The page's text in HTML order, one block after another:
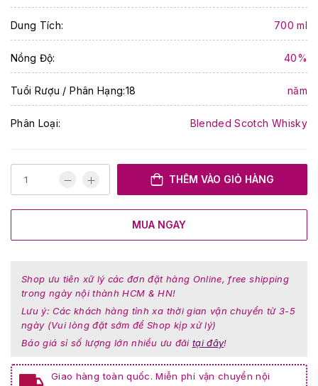
Dung Tích: 700 ml
Nồng Độ: 40%
Tuổi Rượu / Phân Hạng:18 năm
Phân Loại: Blended Scotch Whisky
THÊM VÀO GIỎ HÀNG
MUA NGAY
Shop ưu tiên xữ lý các đơn đặt hàng Online, free shipping
trong ngày nội thành HCM & HN!
Lưu ý: Các khách hàng tỉnh xa thời gian vận chuyển từ 3-5
ngày (Vui lòng đặt sớm để Shop kịp xử lý)
Báo giá sỉ số lượng lớn nhiều ưu đãi tại đây!
Giao hàng toàn quốc. Miễn phí vận chuyển nội